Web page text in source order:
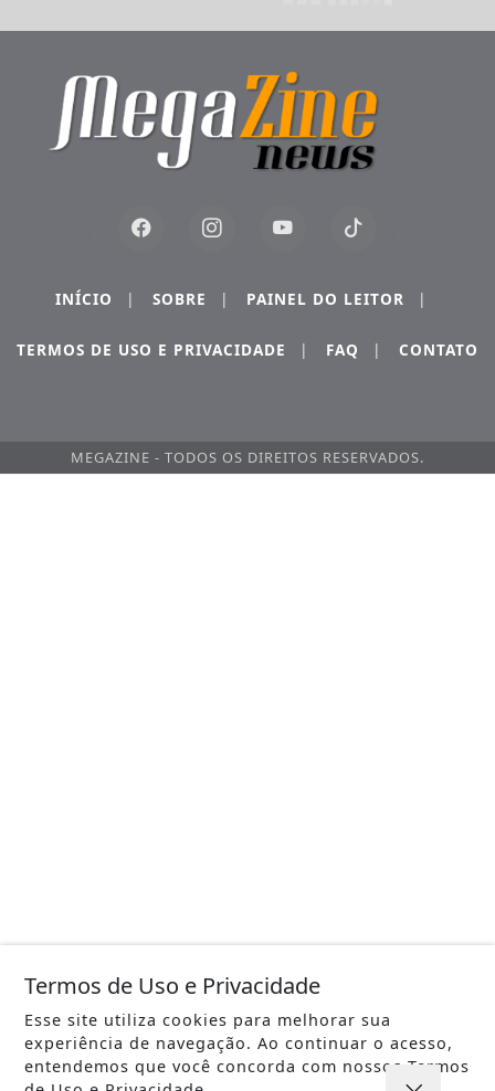
INÍCIO | SOBRE | PAINEL DO LEITOR |
TERMOS DE USO E PRIVACIDADE | FAQ | CONTATO
MEGAZINE - TODOS OS DIREITOS RESERVADOS.
Termos de Uso e Privacidade
Esse site utiliza cookies para melhorar sua
experiência de navegação. Ao continuar o acesso,
entendemos que você concorda com nossos Termos